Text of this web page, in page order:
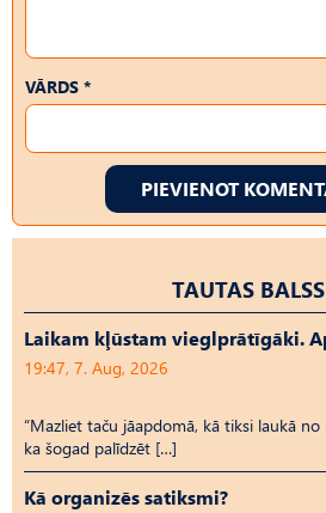
VĀRDS *
PIEVIENOT
TAUTAS BALSS
Laikam kļūstam vieglprātīgāki.
19:47, 7. Aug, 2026
“Mazliet taču jāapdomā, kā tiksi laukā no
ka šogad palīdzēt […]
Kā organizēs satiksmi?